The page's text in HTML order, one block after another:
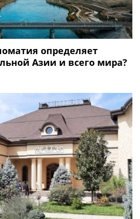
определяет
Азии и всего мира?